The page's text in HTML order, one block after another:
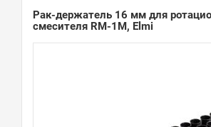
Рак-держатель 16 мм для
смесителя RM-1M, Elmi